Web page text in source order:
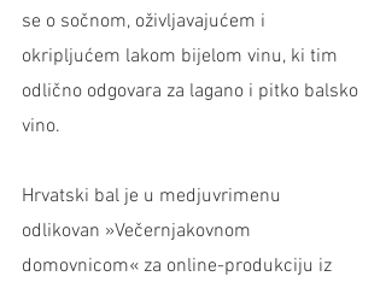
se o sočnom, oživljavajućem i
okripljućem lakom bijelom vinu, ki tim
odlično odgovara za lagano i pitko balsko
vino.
Hrvatski bal je u medjuvrimenu
odlikovan »Večernjakovnom
domovnicom« za online-produkciju iz